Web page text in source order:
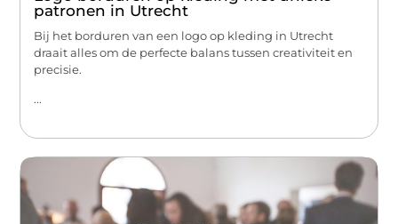
patronen in Utrecht
Bij het borduren van een logo op kleding in Utrecht
draait alles om de perfecte balans tussen creativiteit en
precisie.
...